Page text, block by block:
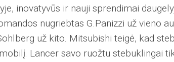
inovatyvūs ir nauji sprendimai
nugriebtas G.Panizzi už vieno
už kito. Mitsubishi teigė, kad
Lancer savo ruožtu stebuklingai